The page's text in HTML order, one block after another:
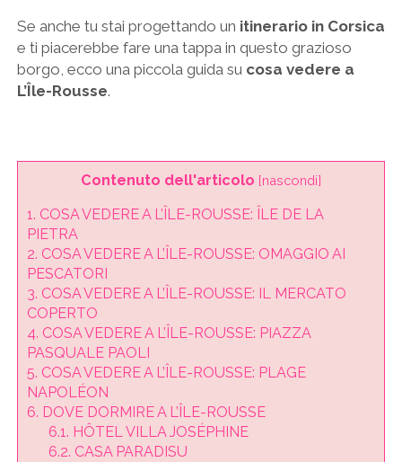
Se anche tu stai progettando un itinerario in Corsica
e ti piacerebbe fare una tappa in questo grazioso
borgo, ecco una piccola guida su cosa vedere a
L’Île-Rousse.
Contenuto dell'articolo [nascondi]
1. COSA VEDERE A L’ÎLE-ROUSSE: ÎLE DE LA
PIETRA
2. COSA VEDERE A L’ÎLE-ROUSSE: OMAGGIO AI
PESCATORI
3. COSA VEDERE A L’ÎLE-ROUSSE: IL MERCATO
COPERTO
4. COSA VEDERE A L’ÎLE-ROUSSE: PIAZZA
PASQUALE PAOLI
5. COSA VEDERE A L’ÎLE-ROUSSE: PLAGE
NAPOLÉON
6. DOVE DORMIRE A L’ÎLE-ROUSSE
6.1. HÔTEL VILLA JOSÉPHINE
6.2. CASA PARADISU